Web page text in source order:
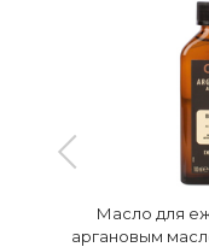
Масло для
аргановым